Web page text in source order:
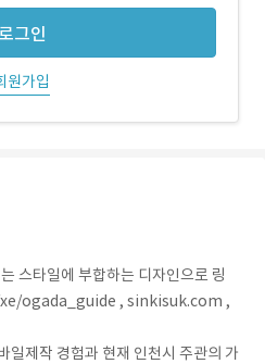
로그인
원가입
스타일에 부합하는 디자인으로 링
ogada_guide , sinkisuk.com ,
일제작 경험과 현재 인천시 주관의 가